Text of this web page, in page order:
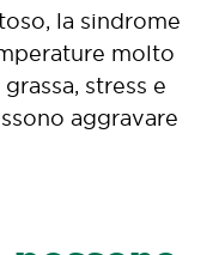
la sindrome
molto
stress e
aggravare